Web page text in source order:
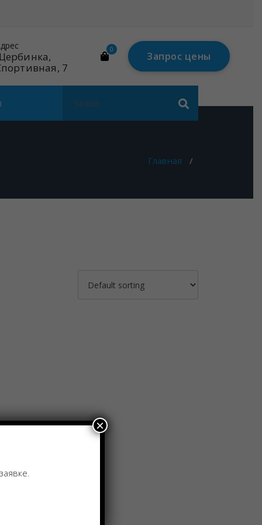
7
Почта
mail@linares-
tech.ru
0
Запрос цены
for:
Главная /
×